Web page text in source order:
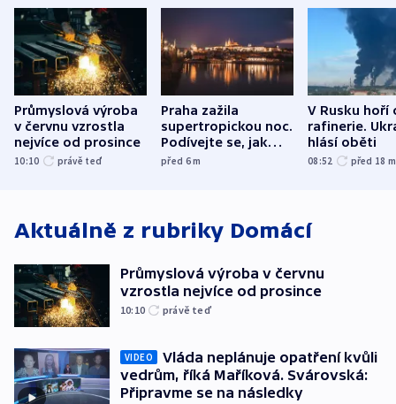
Průmyslová výroba
v červnu vzrostla
nejvíce od prosince
10:10 právě teď
Praha zažila
supertropickou noc.
Podívejte se, jak
bylo u vás
před 6m
V Rusku hoří
rafinerie.
hlásí oběti
08:52 před 18 m
Aktuálně z rubriky Domácí
Průmyslová výroba v červnu
vzrostla nejvíce od prosince
10:10 právě teď
VIDEO
Vláda neplánuje opatření kvůli
vedrům, říká Maříková. Svárovská:
Připravme se na následky